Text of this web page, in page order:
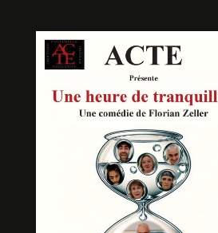
LETTRES CROISEES
De Frédéric David